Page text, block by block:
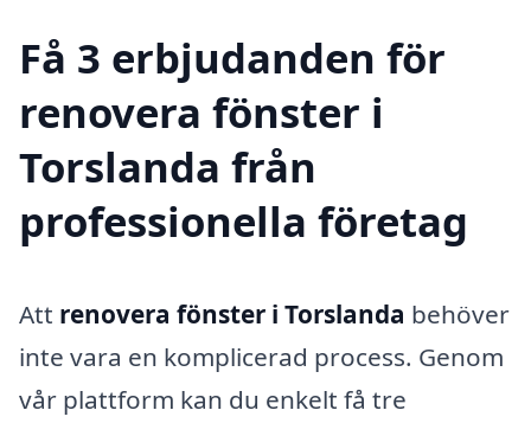
Få 3 erbjudanden för
renovera fönster i
Torslanda från
professionella företag
Att renovera fönster i Torslanda behöver
inte vara en komplicerad process. Genom
vår plattform kan du enkelt få tre